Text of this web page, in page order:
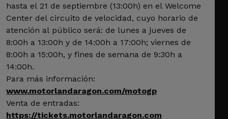
hasta el 21 de septiembre (13:00h) en el Welcome
Center del circuito de velocidad, cuyo horario de
atención al público será: de lunes a jueves de
8:00h a 13:00h y de 14:00h a 17:00h; viernes de
8:00h a 15:00h, y fines de semana de 9:30h a
14:00h.
Para más información:
www.motorlandaragon.com/motogp
Venta de entradas:
https://tickets.motorlandaragon.com